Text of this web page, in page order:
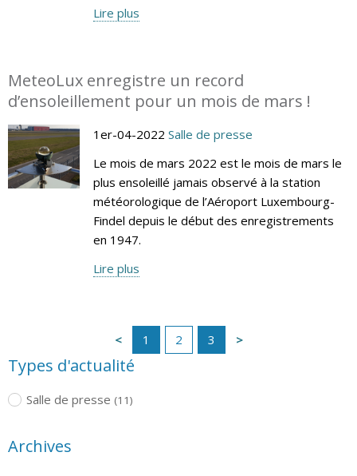
Lire plus
MeteoLux enregistre un record
d’ensoleillement pour un mois de mars !
1er-04-2022 Salle de presse
Le mois de mars 2022 est le mois de mars le
plus ensoleillé jamais observé à la station
météorologique de l’Aéroport Luxembourg-
Findel depuis le début des enregistrements
en 1947.
Lire plus
1 2 3
Types d'actualité
Salle de presse (11)
Archives